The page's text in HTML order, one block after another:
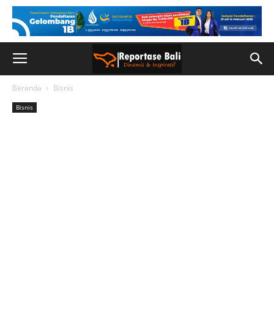
Beranda Bisnis
Bisnis